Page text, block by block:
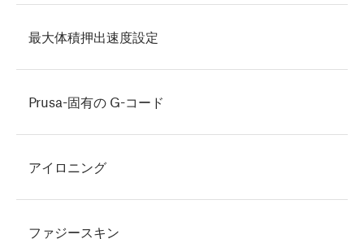
最大体積押出速度設定
Prusa-固有の G-コード
アイロニング
ファジースキン